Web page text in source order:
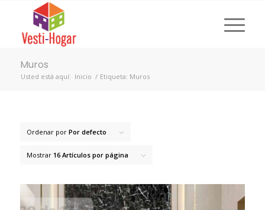
Muros
Usted está aquí: Inicio / Etiqueta: Muros
Ordenar por Por defecto
Mostrar 16 Artículos por página